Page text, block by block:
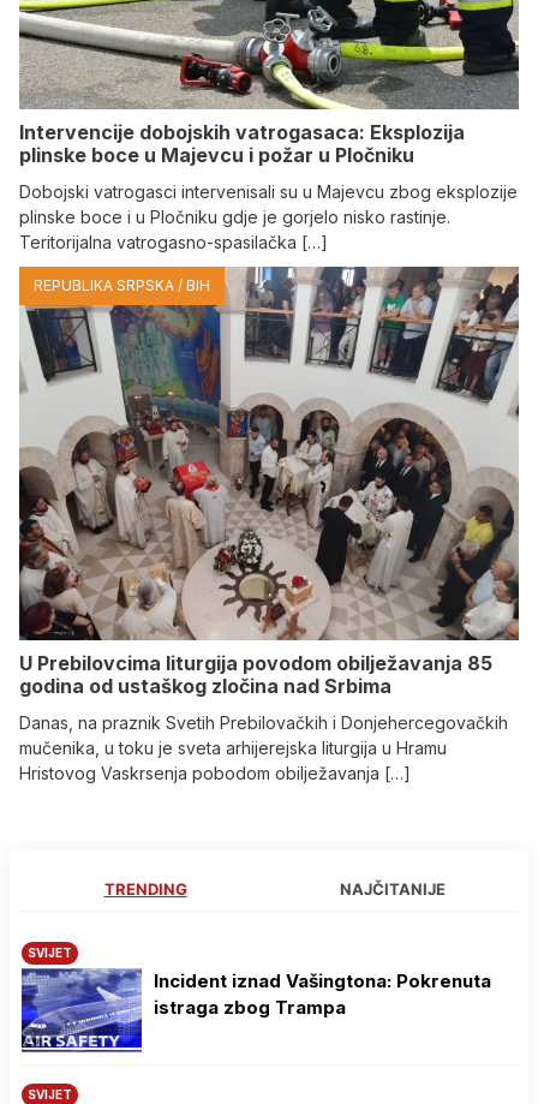
Intervencije dobojskih vatrogasaca: Eksplozija
plinske boce u Majevcu i požar u Pločniku
Dobojski vatrogasci intervenisali su u Majevcu zbog eksplozije
plinske boce i u Pločniku gdje je gorjelo nisko rastinje.
Teritorijalna vatrogasno-spasilačka […]
REPUBLIKA SRPSKA / BIH
U Prebilovcima liturgija povodom obilježavanja 85
godina od ustaškog zločina nad Srbima
Danas, na praznik Svetih Prebilovačkih i Donjehercegovačkih
mučenika, u toku je sveta arhijerejska liturgija u Hramu
Hristovog Vaskrsenja pobodom obilježavanja […]
TRENDING NAJČITANIJE
SVIJET
Incident iznad Vašingtona: Pokrenuta
istraga zbog Trampa
SVIJET